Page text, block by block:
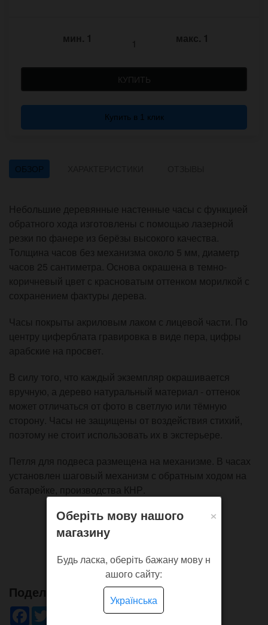
мин. 1 макс. 1
КУПИТЬ
Купить в 1 клик
ОБЗОР
Небольшие деревянные настенные часы с функцией
обратного хода изготовлены с помощью лазерной
резки по фанере из берёзы высокого качества.
Толщина часов без механизма около 5 мм, диаметр
часов 25 сантиметра. Основа окрашена в темно-
коричневый цвет с красноватым оттенком морилкой с
сохранением фактуры дерева.
Часы покрыты акриловым лаком с лицевой части. По
центру циферблата гравировка в виде пера, цифры
арабские на просвет.
В силу того, что каждый экземпляр окрашивается
вручную, а дерево натуральный материал - оттенок
может отличаться от фото в светлую или тёмную
сторону. Часы не защищены от воздействия стихий,
поэтому не стоит использовать их в экстерьере.
Петля для подвеса размещена на механизме. В часах
установлен шаговый механизм с обратным ходом на
батарейке, производства КНР.
Поделись!
Facebook WhatsApp
ViberPinterestTelegram
×
Оберіть мову нашого
магазину
Будь ласка, оберіть бажану мову н
ашого сайту:
Українська